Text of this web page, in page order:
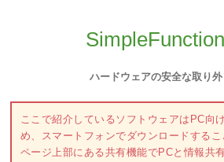
ハードウェアの安全な取り外
ここで紹介しているソフトウェアはPC向
め、スマートフォンでダウンロードするこ
ページ上部にある共有機能でPCと情報共